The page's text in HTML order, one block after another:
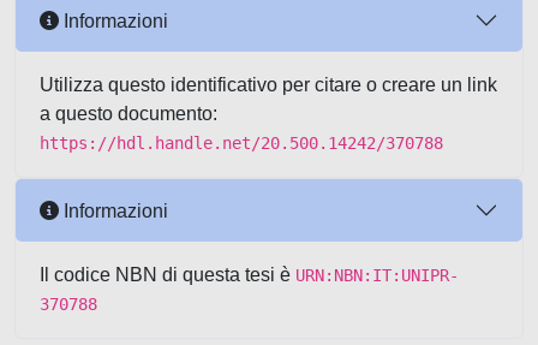
Informazioni
Utilizza questo identificativo per citare o creare un link
a questo documento:
https://hdl.handle.net/20.500.14242/370788
Informazioni
Il codice NBN di questa tesi è URN:NBN:IT:UNIPR-
370788